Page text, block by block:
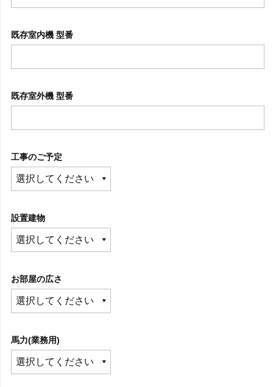
既存室内機 型番
既存室外機 型番
工事のご予定
設置建物
お部屋の広さ
馬力(業務用)